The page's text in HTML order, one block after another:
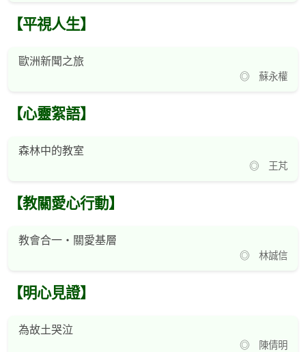
【平視人生】
歐洲新聞之旅
◎ 蘇永權
【心靈絮語】
森林中的教室
◎ 王芃
【教關愛心行動】
教會合一‧關愛基層
◎ 林誠信
【明心見證】
為故土哭泣
◎ 陳倩明